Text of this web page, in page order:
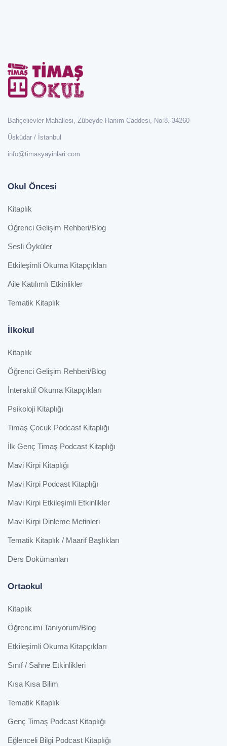
Bahçelievler Mahallesi, Zübeyde Hanım Caddesi, No:8. 34260
Üsküdar / İstanbul
info@timasyayinlari.com
Okul Öncesi
Kitaplık
Öğrenci Gelişim Rehberi/Blog
Sesli Öyküler
Etkileşimli Okuma Kitapçıkları
Aile Katılımlı Etkinlikler
Tematik Kitaplık
İlkokul
Kitaplık
Öğrenci Gelişim Rehberi/Blog
İnteraktif Okuma Kitapçıkları
Psikoloji Kitaplığı
Timaş Çocuk Podcast Kitaplığı
İlk Genç Timaş Podcast Kitaplığı
Mavi Kirpi Kitaplığı
Mavi Kirpi Podcast Kitaplığı
Mavi Kirpi Etkileşimli Etkinlikler
Mavi Kirpi Dinleme Metinleri
Tematik Kitaplık / Maarif Başlıkları
Ders Dokümanları
Ortaokul
Kitaplık
Öğrencimi Tanıyorum/Blog
Etkileşimli Okuma Kitapçıkları
Sınıf / Sahne Etkinlikleri
Kısa Kısa Bilim
Tematik Kitaplık
Genç Timaş Podcast Kitaplığı
Eğlenceli Bilgi Podcast Kitaplığı